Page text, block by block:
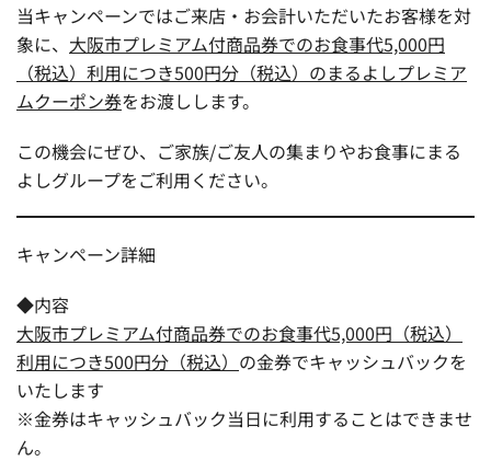
当キャンペーンではご来店・お会計いただいたお客様を対
象に、 大阪市プレミアム付商品券でのお食事代5,000円
（税込）利用につき500円分（税込）のまるよしプレミア
ムクーポン券をお渡しします。
この機会にぜひ、ご家族/ご友人の集まりやお食事にまる
よしグループをご利用ください。
キャンペーン詳細
◆内容
大阪市プレミアム付商品券でのお食事代5,000円（税込）
利用につき500円分（税込） の金券でキャッシュバックを
いたします
※金券はキャッシュバック当日に利用することはできませ
ん。